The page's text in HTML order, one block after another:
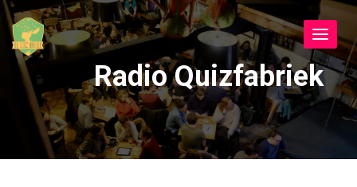
Toggle
Radio Quizfabriek